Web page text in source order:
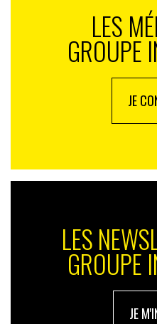
LES
GROUPE
JE
LES
GROUPE
JE